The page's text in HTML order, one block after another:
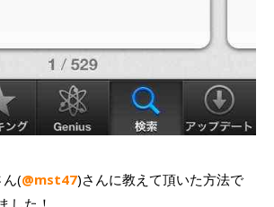
ん(@mst47)さんに教えて頂いた方法で
した！